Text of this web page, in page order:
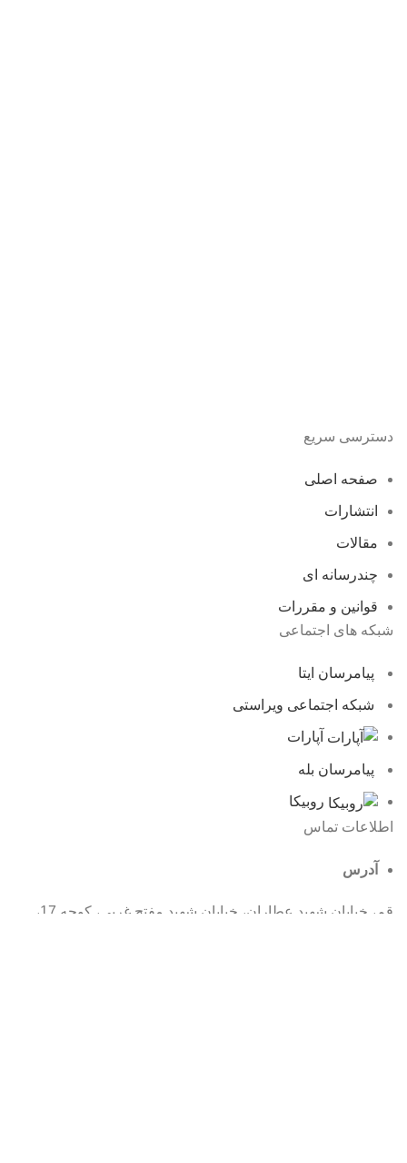
دسترسی سریع
صفحه اصلی
انتشارات
مقالات
چندرسانه ای
قوانین و مقررات
شبکه های اجتماعی
پیامرسان ایتا
شبکه اجتماعی ویراستی
آپارات
پیامرسان بله
روبیکا
اطلاعات تماس
آدرس
قم، خیابان شهید عطاران، خیابان شهید مفتح غربی، کوچه 17،